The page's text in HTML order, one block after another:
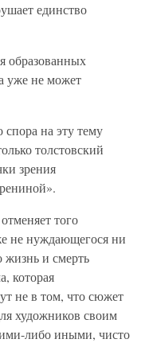
единство
образованных
уже не может
на эту тему
толстовский
зрения
того
не нуждающегося ни
жизнь и смерть
которая
не в том, что сюжет
художников своим
либо иными, чисто